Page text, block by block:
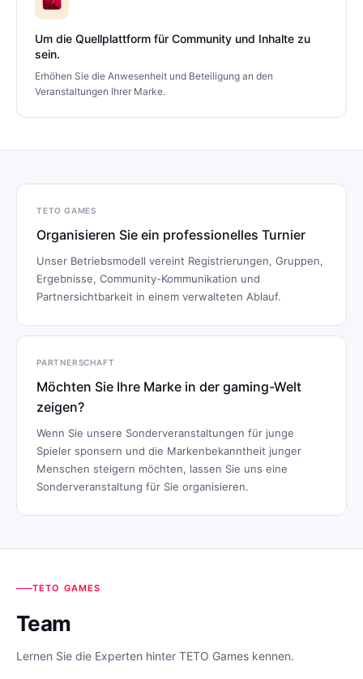
Um die Quellplattform für Community und Inhalte zu
sein.
Erhöhen Sie die Anwesenheit und Beteiligung an den
Veranstaltungen Ihrer Marke.
TETO GAMES
Organisieren Sie ein professionelles Turnier
Unser Betriebsmodell vereint Registrierungen, Gruppen,
Ergebnisse, Community-Kommunikation und
Partnersichtbarkeit in einem verwalteten Ablauf.
PARTNERSCHAFT
Möchten Sie Ihre Marke in der gaming-Welt
zeigen?
Wenn Sie unsere Sonderveranstaltungen für junge
Spieler sponsern und die Markenbekanntheit junger
Menschen steigern möchten, lassen Sie uns eine
Sonderveranstaltung für Sie organisieren.
TETO GAMES
Team
Lernen Sie die Experten hinter TETO Games kennen.